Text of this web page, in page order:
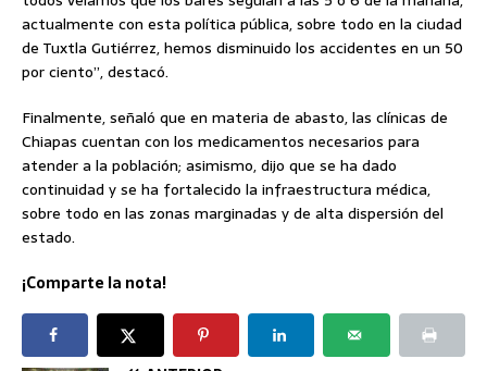
actualmente con esta política pública, sobre todo en la ciudad
de Tuxtla Gutiérrez, hemos disminuido los accidentes en un 50
por ciento”, destacó.
Finalmente, señaló que en materia de abasto, las clínicas de
Chiapas cuentan con los medicamentos necesarios para
atender a la población; asimismo, dijo que se ha dado
continuidad y se ha fortalecido la infraestructura médica,
sobre todo en las zonas marginadas y de alta dispersión del
estado.
¡Comparte la nota!